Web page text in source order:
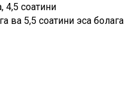
4,5 соатини
5,5 соатини эса болага